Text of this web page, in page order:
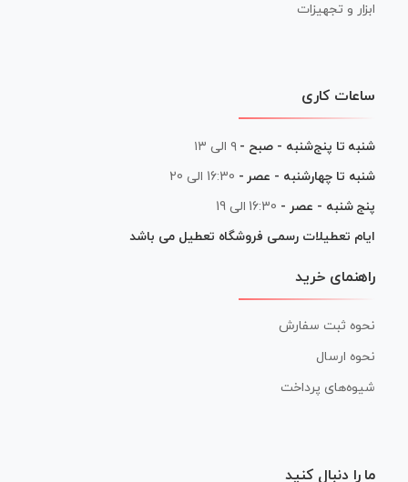
ابزار و تجهیزات
ساعات کاری
شنبه تا پنج‌شنبه - صبح - ۹ الی ۱۳
شنبه تا چهارشنبه - عصر - 16:30 الی 20
پنج شنبه - عصر - 16:30 الی 19
ایام تعطیلات رسمی فروشگاه تعطیل می باشد
راهنمای خرید
نحوه ثبت سفارش
نحوه ارسال
شیوه‌های پرداخت
ما را دنبال کنید